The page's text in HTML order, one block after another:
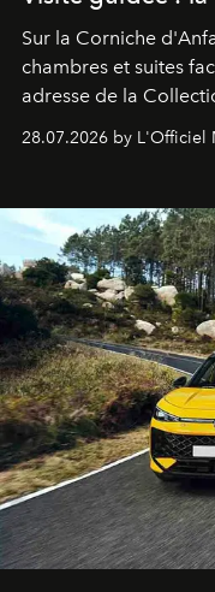
Sur la Corniche
chambres et suites
adresse de la
Pillet promet un lieu
28.07.2026 by L'Officiel